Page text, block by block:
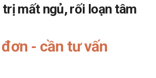
mất ngủ, rối loạn tâm
- cần tư vấn